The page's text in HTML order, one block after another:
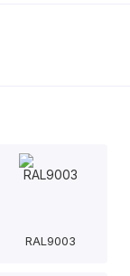
RAL9003